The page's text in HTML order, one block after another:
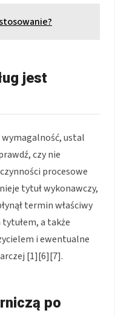
jest
ustal
czy nie
procesowe
tytuł wykonawczy,
termin właściwy
a także
i ewentualne
[1][6][7].
po